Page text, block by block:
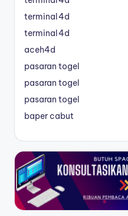
terminal4d
terminal4d
aceh4d
pasaran togel
pasaran togel
pasaran togel
baper cabut